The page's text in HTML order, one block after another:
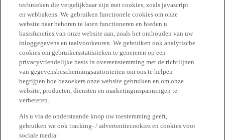
technieken die vergelijkbaar zijn met cookies, zoals javascript
en webbakens. We gebruiken functionele cookies om onze
website naar behoren te laten functioneren en bieden u
basisfuncties van onze website aan, zoals het onthouden van uw
inloggegevens en taalvoorkeuren. We gebruiken ook analytische
cookies om gebruikersstatistieken te genereren op een
privacyvriendelijke basis in overeenstemming met de richtlijnen
van gegevensbeschermingsautoriteiten om ons te helpen
begrijpen hoe bezoekers onze website gebruiken en om onze
website, producten, diensten en marketinginspanningen te
verbeteren.
Als u via de onderstaande knop uw toestemming geeft,
gebruiken we ook tracking- / advertentiecookies en cookies voor
sociale media: